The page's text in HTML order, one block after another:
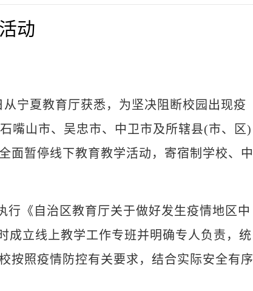
动
宁夏教育厅获悉，为坚决阻断校园出现疫
嘴山市、吴忠市、中卫市及所辖县(市、区)
面暂停线下教育教学活动，寄宿制学校、中
《自治区教育厅关于做好发生疫情地区中
成立线上教学工作专班并明确专人负责，统
按照疫情防控有关要求，结合实际安全有序